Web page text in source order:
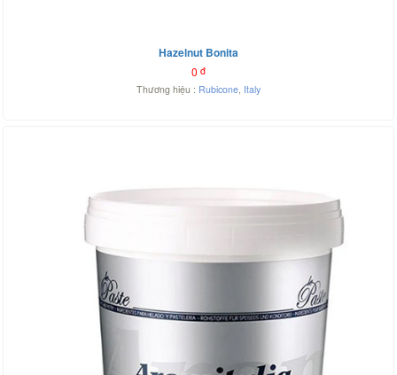
Hazelnut Bonita
0 đ
Thương hiệu : Rubicone, Italy